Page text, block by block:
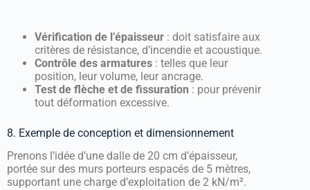
Vérification de l’épaisseur : doit satisfaire aux
critères de résistance, d’incendie et acoustique.
Contrôle des armatures : telles que leur
position, leur volume, leur ancrage.
Test de flèche et de fissuration : pour prévenir
tout déformation excessive.
8. Exemple de conception et dimensionnement
Prenons l’idée d’une dalle de 20 cm d’épaisseur,
portée sur des murs porteurs espacés de 5 mètres,
supportant une charge d’exploitation de 2 kN/m².